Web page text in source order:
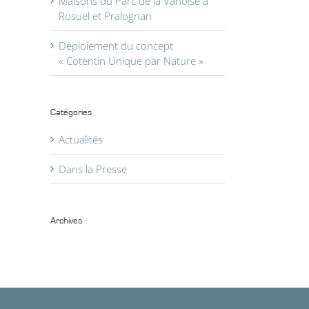
Rosuel et Pralognan
Déploiement du concept
« Cotentin Unique par Nature »
Catégories
Actualités
Dans la Presse
Archives